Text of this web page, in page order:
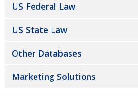
US Federal Law
US State Law
Other Databases
Marketing Solutions